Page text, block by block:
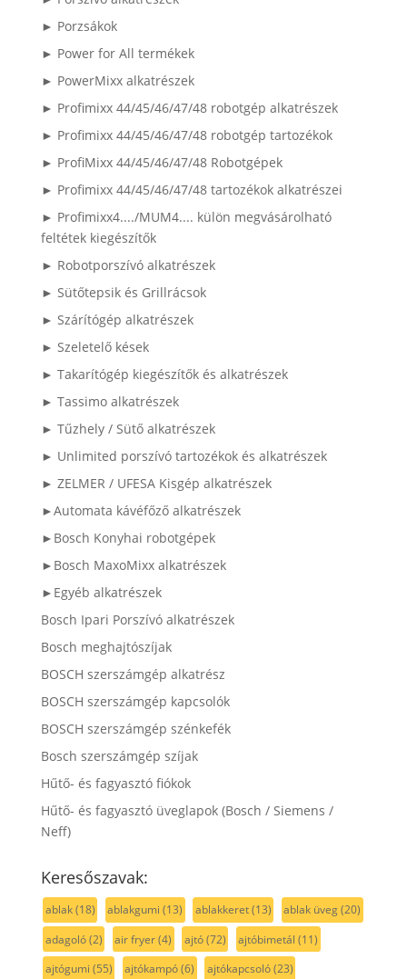
► Porzsákok
► Power for All termékek
► PowerMixx alkatrészek
► Profimixx 44/45/46/47/48 robotgép alkatrészek
► Profimixx 44/45/46/47/48 robotgép tartozékok
► ProfiMixx 44/45/46/47/48 Robotgépek
► Profimixx 44/45/46/47/48 tartozékok alkatrészei
► Profimixx4..../MUM4.... külön megvásárolható
feltétek kiegészítők
► Robotporszívó alkatrészek
► Sütőtepsik és Grillrácsok
► Szárítógép alkatrészek
► Szeletelő kések
► Takarítógép kiegészítők és alkatrészek
► Tassimo alkatrészek
► Tűzhely / Sütő alkatrészek
► Unlimited porszívó tartozékok és alkatrészek
► ZELMER / UFESA Kisgép alkatrészek
►Automata kávéfőző alkatrészek
►Bosch Konyhai robotgépek
►Bosch MaxoMixx alkatrészek
►Egyéb alkatrészek
Bosch Ipari Porszívó alkatrészek
Bosch meghajtószíjak
BOSCH szerszámgép alkatrész
BOSCH szerszámgép kapcsolók
BOSCH szerszámgép szénkefék
Bosch szerszámgép szíjak
Hűtő- és fagyasztó fiókok
Hűtő- és fagyasztó üveglapok (Bosch / Siemens /
Neff)
Keresőszavak:
ablak(18) ablakgumi (13) ablakkeret(13) ablak üveg(20)
adagoló(2) air fryer(4) ajtó(72) ajtóbimetál (11)
ajtógumi (55) ajtókampó(6) ajtókapcsoló(23)